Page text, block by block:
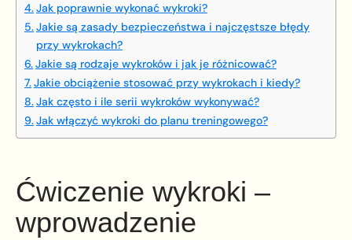
Jak poprawnie wykonać wykroki?
Jakie są zasady bezpieczeństwa i najczęstsze błędy
przy wykrokach?
Jakie są rodzaje wykroków i jak je różnicować?
Jakie obciążenie stosować przy wykrokach i kiedy?
Jak często i ile serii wykroków wykonywać?
Jak włączyć wykroki do planu treningowego?
Ćwiczenie wykroki –
wprowadzenie